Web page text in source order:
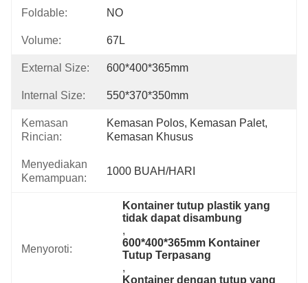
Foldable: NO
Volume: 67L
External Size: 600*400*365mm
Internal Size: 550*370*350mm
Kemasan
Rincian:
Kemasan Polos, Kemasan Palet,
Kemasan Khusus
Menyediakan
Kemampuan:
1000 BUAH/HARI
Menyoroti:
Kontainer tutup plastik yang
tidak dapat disambung
,
600*400*365mm Kontainer
Tutup Terpasang
,
Kontainer dengan tutup yang